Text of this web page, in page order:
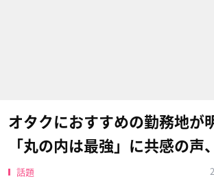
オタクにおすすめの勤務地が
「丸の内は最強」に共感の
話題